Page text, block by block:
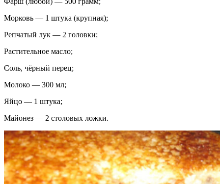
Морковь — 1 штука (крупная);
Репчатый лук — 2 головки;
Растительное масло;
Соль, чёрный перец;
Молоко — 300 мл;
Яйцо — 1 штука;
Майонез — 2 столовых ложки.